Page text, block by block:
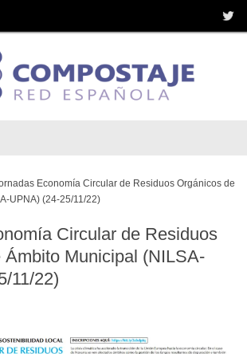
Economía Circular de Residuos Orgánicos de
UPNA) (24-25/11/22)
Circular de Residuos
Ámbito Municipal (NILSA-
11/22)